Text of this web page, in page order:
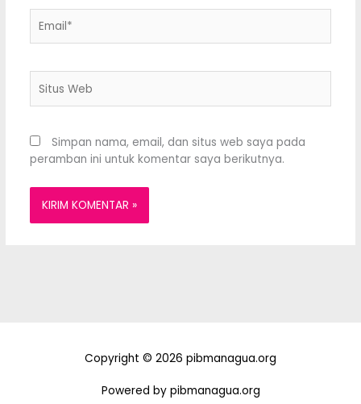
Web
Simpan nama, email, dan situs web saya pada
peramban ini untuk komentar saya berikutnya.
Copyright © 2026 pibmanagua.org
Powered by pibmanagua.org